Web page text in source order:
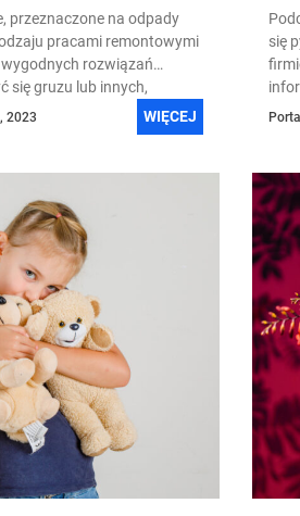
przeznaczone na odpady
pracami remontowymi
rozwiązań
się gruzu lub innych,
2023 WIĘCEJ
się